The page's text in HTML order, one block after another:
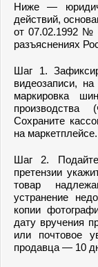
Ниже —
действий,
от 07.02.1992 №
разъяснениях
Шаг 1.
видеозаписи,
маркировка
производства
Сохраните
на маркетплейсе.
Шаг 2.
претензии
товар
устранение
копии
дату вручения
или почтовое
продавца — 10